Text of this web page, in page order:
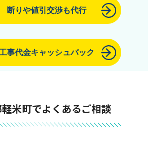
断りや値引交渉も代行
事代金キャッシュバック
米町でよくあるご相談